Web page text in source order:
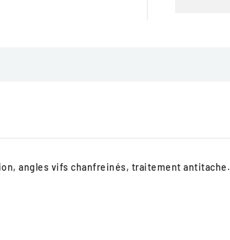
angles vifs chanfreinés, traitement antitache.